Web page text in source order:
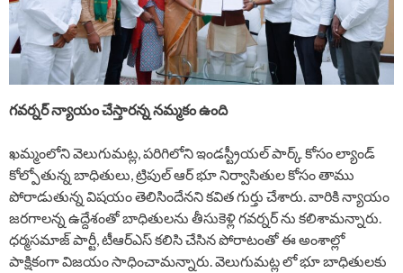
గవర్నర్ న్యాయం చేస్తారన్న నమ్మకం ఉంది
ఖమ్మంలోని వెలుగుమట్ల, పరిగిలోని ఇండస్ట్రీయల్ పార్క్ కోసం ల్యాండ్
కోల్పోతున్న బాధితులు, ట్రిపుల్ ఆర్ భూ నిర్వాసితుల కోసం తాము
పోరాడుతున్న విషయం తెలిసిందేనని కవిత గుర్తు చేశారు. వారికి న్యాయం
జరగాలన్న ఉద్దేశంతో బాధితులను తీసుకెళ్లి గవర్నర్ ను కలిశామన్నారు.
ధర్మసమాజ్ పార్టీ, టీఆర్ఎస్ కలిసి చేసిన పోరాటంతో ఈ అంశాల్లో
పాక్షికంగా విజయం సాధించామన్నారు. వెలుగుమట్ల లో భూ బాధితులకు